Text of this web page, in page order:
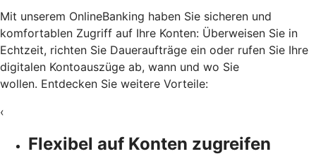
Mit unserem OnlineBanking haben Sie sicheren und
komfortablen Zugriff auf Ihre Konten: Überweisen Sie in
Echtzeit, richten Sie Daueraufträge ein oder rufen Sie Ihre
digitalen Kontoauszüge ab, wann und wo Sie
wollen. Entdecken Sie weitere Vorteile:
‹
Flexibel auf Konten zugreifen